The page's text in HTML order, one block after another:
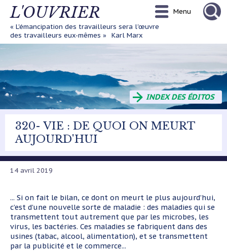
Aller
principal
L'OUVRIER
« L'émancipation des travailleurs sera l'œuvre
des travailleurs eux-mêmes »
Karl Marx
Menu
INDEX DES ÉDITOS
320- VIE : DE QUOI ON MEURT
AUJOURD'HUI
14 avril 2019
... Si on fait le bilan, ce dont on meurt le plus aujourd’hui,
c’est d’une nouvelle sorte de maladie : des maladies qui se
transmettent tout autrement que par les microbes, les
virus, les bactéries. Ces maladies se fabriquent dans des
usines (tabac, alcool, alimentation), et se transmettent
par la publicité et le commerce...